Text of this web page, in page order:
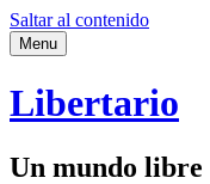
Saltar al contenido
Menu
Libertario
Un mundo libre